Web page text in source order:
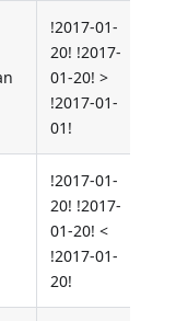
!2017-01-
20! !2017-
01-20! >
!2017-01-
01!
!2017-01-
20! !2017-
01-20! <
!2017-01-
20!